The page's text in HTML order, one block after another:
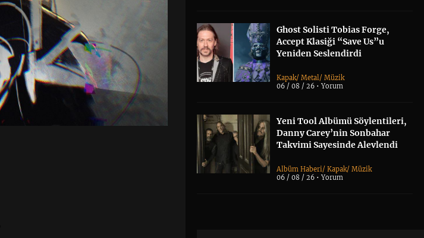
Ghost Solisti Tobias Forge,
Accept Klasiği “Save Us”u
Yeniden Seslendirdi
Kapak/Metal/Müzik
06 / 08 / 26 •Yorum
Yeni Tool Albümü Söylentileri,
Danny Carey’nin Sonbahar
Takvimi Sayesinde Alevlendi
Albüm Haberi/Kapak/Müzik
06 / 08 / 26 •Yorum